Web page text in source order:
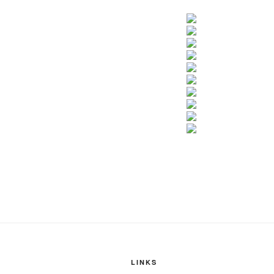
LINKS